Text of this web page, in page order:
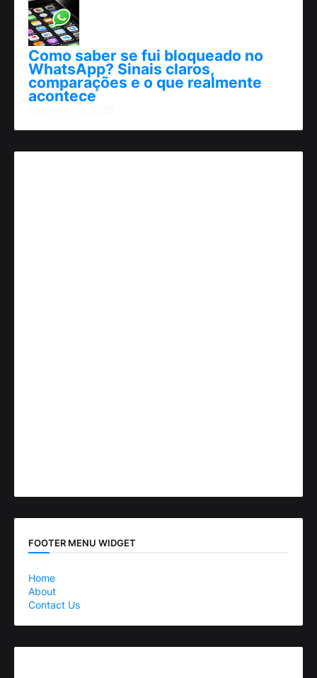
Como saber se fui bloqueado no
WhatsApp? Sinais claros,
comparações e o que realmente
acontece
FOOTER MENU WIDGET
Home
About
Contact Us